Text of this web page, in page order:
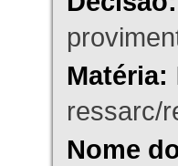
Matéria:
ressarc/
Nome